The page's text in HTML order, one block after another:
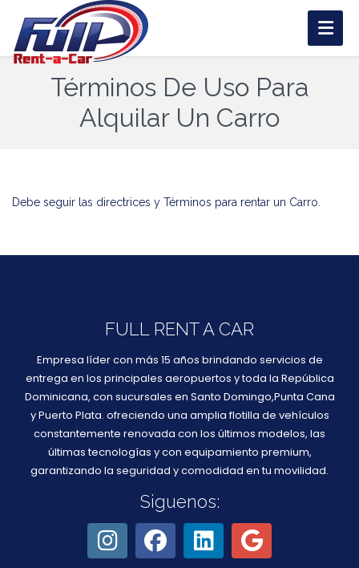
Términos De Uso Para
Alquilar Un Carro
Debe seguir las directrices y Términos para rentar un Carro.
FULL RENT A CAR
Empresa líder con más 15 años brindando servicios de
entrega en los principales aeropuertos y toda la República
Dominicana, con sucursales en Santo Domingo,Punta Cana
y Puerto Plata. ofreciendo una amplia flotilla de vehículos
constantemente renovada con los últimos modelos, las
últimas tecnologías y con equipamiento premium,
garantizando la seguridad y comodidad en tu movilidad.
Siguenos: